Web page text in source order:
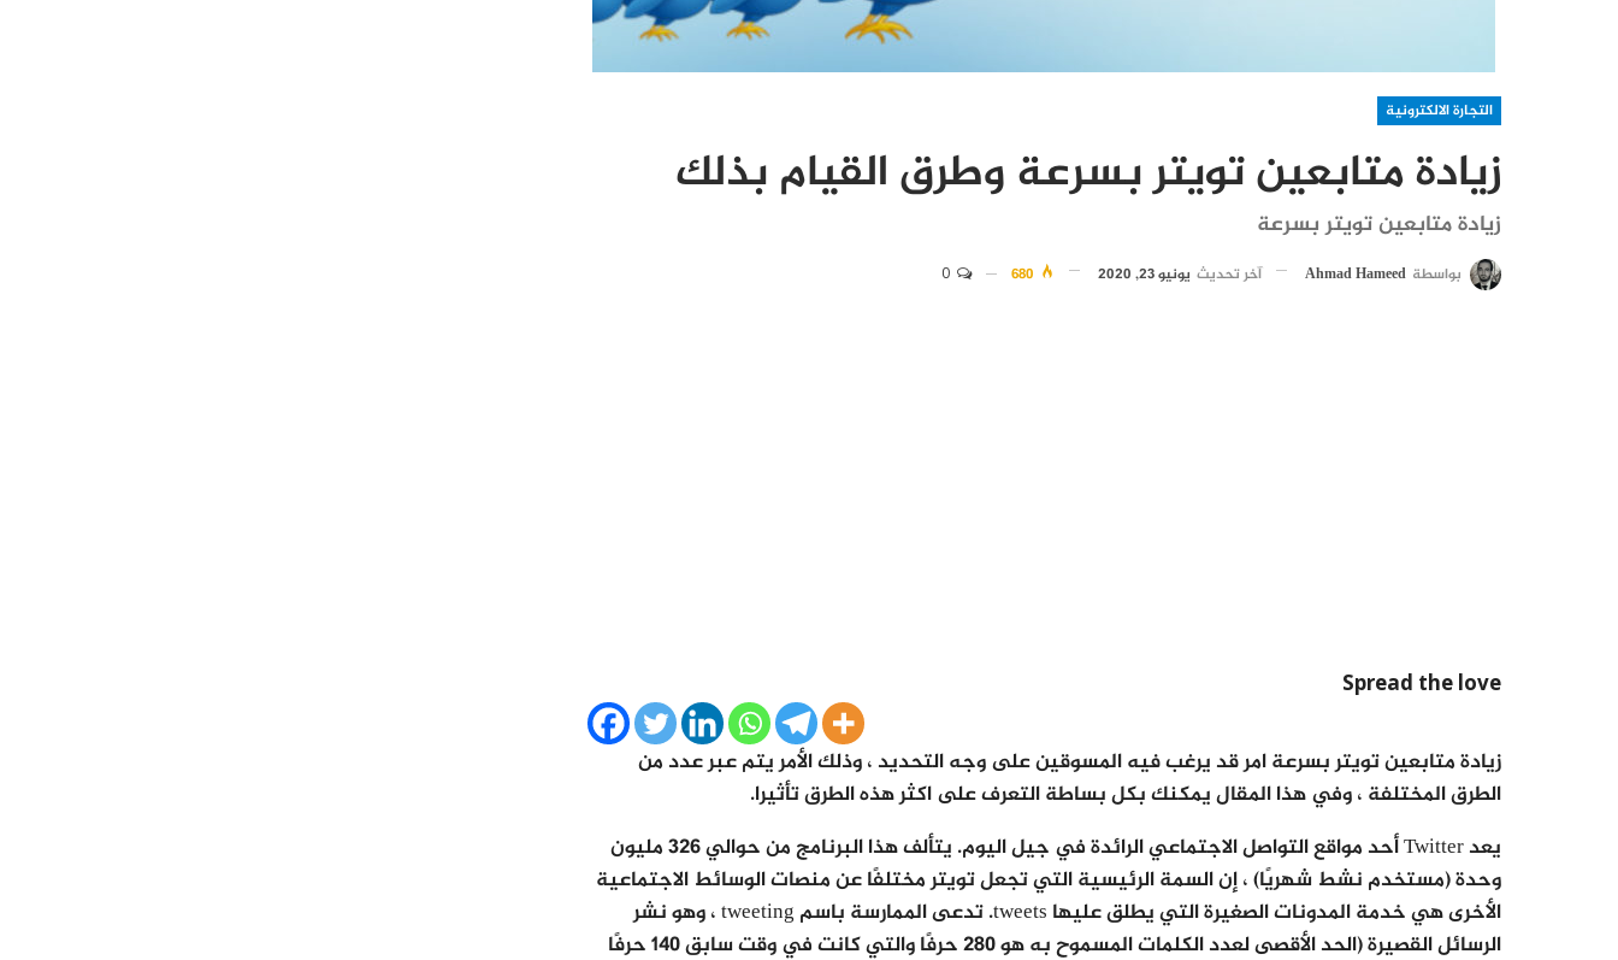
التجارة الالكترونية
زيادة متابعين تويتر بسرعة وطرق القيام بذلك
زيادة متابعين تويتر بسرعة
بواسطة Ahmad Hameed آخر تحديث يونيو 23, 2020
Spread the love
زيادة متابعين تويتر بسرعة امر قد يرغب فيه المسوقين على وجه التحديد ، وذلك الأمر يتم عبر عدد من
الطرق المختلفة ، وفي هذا المقال يمكنك بكل بساطة التعرف على اكثر هذه الطرق تأثيرا.
يعد Twitter أحد مواقع التواصل الاجتماعي الرائدة في جيل اليوم. يتألف هذا البرنامج من حوالي 326 مليون
وحدة (مستخدم نشط شهريًا) ، إن السمة الرئيسية التي تجعل تويتر مختلفًا عن منصات الوسائط الاجتماعية
الأخرى هي خدمة المدونات الصغيرة التي يطلق عليها tweets. تدعى الممارسة باسم tweeting ، وهو نشر
الرسائل القصيرة (الحد الأقصى لعدد الكلمات المسموح به هو 280 حرفًا والتي كانت في وقت سابق 140 حرفًا